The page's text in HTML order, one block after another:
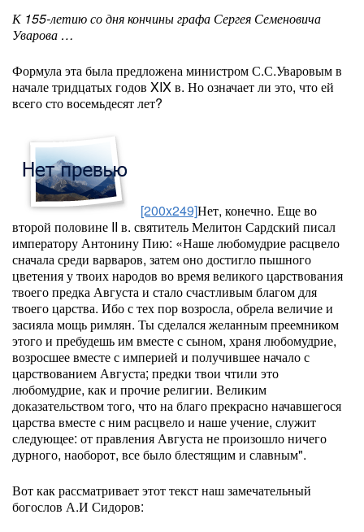
К 155-летию со дня кончины графа Сергея Семеновича
Уварова …
Формула эта была предложена министром С.С.Уваровым в
начале тридцатых годов XIX в. Но означает ли это, что ей
всего сто восемьдесят лет?
[200x249]Нет, конечно. Еще во
второй половине II в. святитель Мелитон Сардский писал
императору Антонину Пию: «Наше любомудрие расцвело
сначала среди варваров, затем оно достигло пышного
цветения у твоих народов во время великого царствования
твоего предка Августа и стало счастливым благом для
твоего царства. Ибо с тех пор возросла, обрела величие и
засияла мощь римлян. Ты сделался желанным преемником
этого и пребудешь им вместе с сыном, храня любомудрие,
возросшее вместе с империей и получившее начало с
царствованием Августа; предки твои чтили это
любомудрие, как и прочие религии. Великим
доказательством того, что на благо прекрасно начавшегося
царства вместе с ним расцвело и наше учение, служит
следующее: от правления Августа не произошло ничего
дурного, наоборот, все было блестящим и славным".
Вот как рассматривает этот текст наш замечательный
богослов А.И Сидоров: